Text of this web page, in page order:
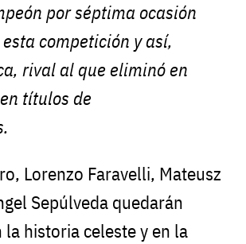
por séptima ocasión
competición y así,
rival al que eliminó en
títulos de
Lorenzo Faravelli, Mateusz
Sepúlveda quedarán
historia celeste y en la